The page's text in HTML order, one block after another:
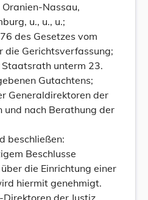
Nassau,
u., u., u.;
des Gesetzes vom
die Gerichtsverfassung;
Staatsrath unterm 23.
Gutachtens;
Generaldirektoren der
und nach Berathung der
beschließen:
Beschlusse
die Einrichtung einer
hiermit genehmigt.
der Justiz